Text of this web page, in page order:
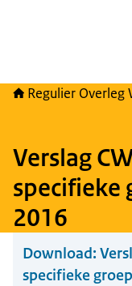
Regulier Overleg
Verslag
specifieke
2016
Download:
specifieke